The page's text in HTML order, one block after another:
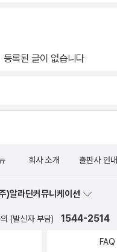
등록된 글이 없습니다
회사 소개 출판사 안내
)알라딘커뮤니케이션
(발신자 부담) 1544-2514
FAQ